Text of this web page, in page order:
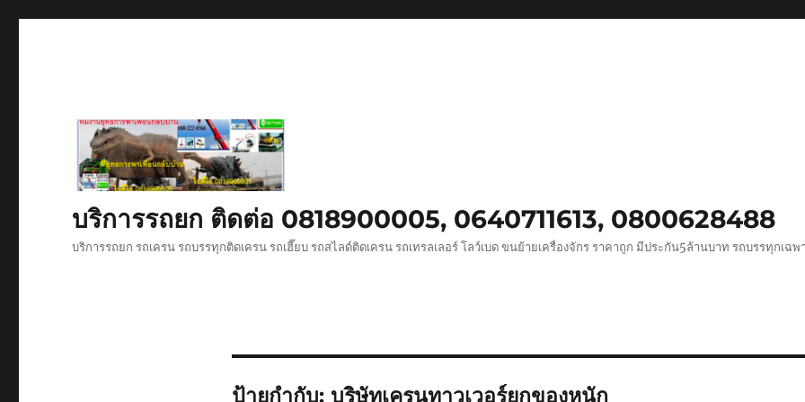
บริการรถยก ติดต่อ 0818900005, 0640711613, 0800628488
บริการรถยก รถเครน รถบรรทุกติดเครน รถเฮี๊ยบ รถสไลด์ติดเครน รถเทรลเลอร์ โลว์เบด ขนย้ายเครื่องจักร ราคาถูก มีประกัน5ล้านบาท รถบรรทุกเฉพ
ป้ายกำกับ: บริษัทเครนทาวเวอร์ยกของหนัก